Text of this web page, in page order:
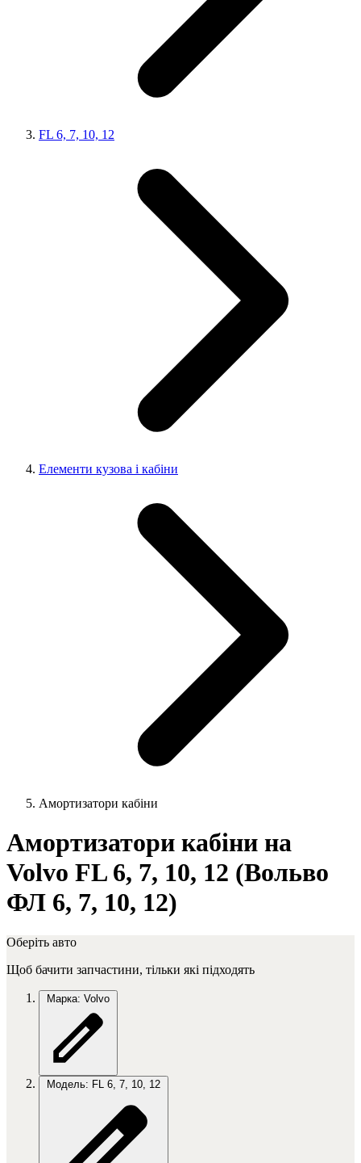
FL 6, 7, 10, 12
Елементи кузова і кабіни
Амортизатори кабіни
Амортизатори кабіни на
Volvo FL 6, 7, 10, 12 (Вольво
ФЛ 6, 7, 10, 12)
Оберіть авто
Щоб бачити запчастини, тільки які підходять
Марка: Volvo
Модель: FL 6, 7, 10, 12